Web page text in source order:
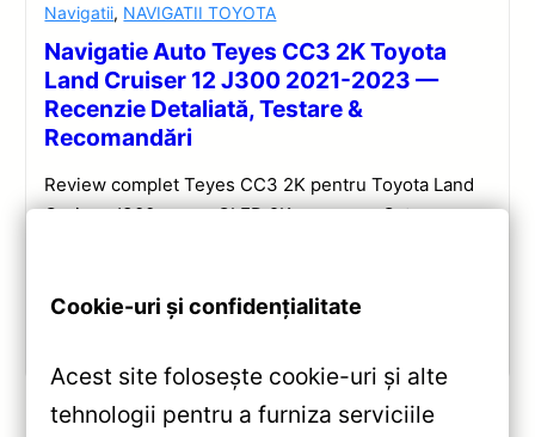
Navigatii, NAVIGATII TOYOTA
Navigatie Auto Teyes CC3 2K Toyota
Land Cruiser 12 J300 2021-2023 —
Recenzie Detaliată, Testare &
Recomandări
Review complet Teyes CC3 2K pentru Toyota Land
Cruiser J300: ecran QLED 2K, procesor Octa-core
Cookie-uri și confidențialitate
Acest site folosește cookie-uri și alte
tehnologii pentru a furniza serviciile